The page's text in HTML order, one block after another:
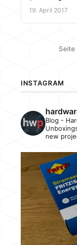
19. April 2017
Seite
INSTAGRAM
Blog -
new